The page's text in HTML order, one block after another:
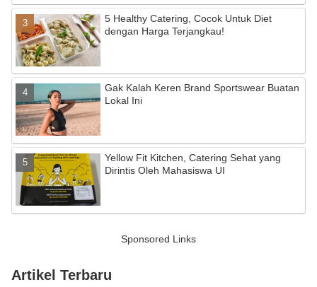
5 Healthy Catering, Cocok Untuk Diet
dengan Harga Terjangkau!
Gak Kalah Keren Brand Sportswear Buatan
Lokal Ini
Yellow Fit Kitchen, Catering Sehat yang
Dirintis Oleh Mahasiswa UI
Sponsored Links
Artikel Terbaru